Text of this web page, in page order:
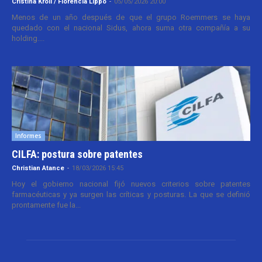
Cristina Kroll / Florencia Lippo - 05/05/2026 20:00
Menos de un año después de que el grupo Roemmers se haya
quedado con el nacional Sidus, ahora suma otra compañía a su
holding....
Informes
CILFA: postura sobre patentes
Christian Atance - 18/03/2026 15:45
Hoy el gobierno nacional fijó nuevos criterios sobre patentes
farmacéuticas y ya surgen las críticas y posturas. La que se definió
prontamente fue la...